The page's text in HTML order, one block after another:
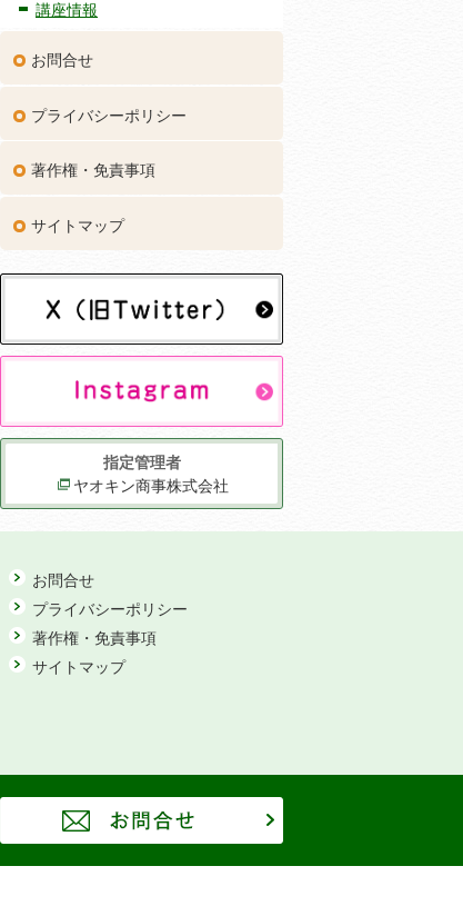
講座情報
お問合せ
プライバシーポリシー
著作権・免責事項
サイトマップ
指定管理者
ヤオキン商事株式会社
お問合せ
プライバシーポリシー
著作権・免責事項
サイトマップ